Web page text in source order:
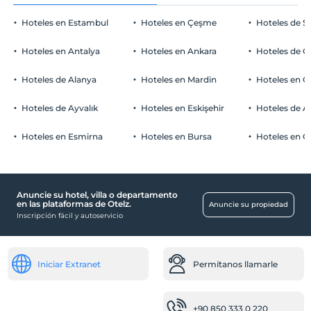
Aparcamiento (en el sitio)
Haga clic para ver las Notas Especiales.
habitaciones familiares
Niño
Piscina para niños
Transporte al aeropuerto (pagado)
Niños
1 niño(s) hasta la edad de 6 por habitación no se cobra
Adorno con pétalos de rosa
Hoteles en Estambul
Hoteles en Antalya
Hoteles de Alanya
Hoteles de Ayvalık
Hoteles en Esmirna
Hoteles en Çeşme
Hoteles en Ankara
Hoteles en Mardin
Hoteles en Eskişehir
Hoteles en Bursa
Hoteles de
Hoteles de
Hoteles en
Hoteles de
Hoteles en
Anuncie su hotel, villa o departamento
en las plataformas de Otelz.
Inscripción fácil y autoservicio
Anuncie su propiedad
Iniciar Extranet Permítanos llamarle
+90 850 333 0 220